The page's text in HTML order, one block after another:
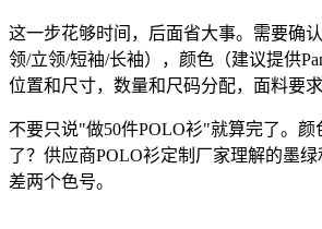
这一步花够时间，后面省大事。需要确
领/立领/短袖/长袖），颜色（建议提供
位置和尺寸，数量和尺码分配，面料要求
不要只说"做50件POLO衫"就算完了。
了？供应商POLO衫定制厂家理解的墨
差两个色号。